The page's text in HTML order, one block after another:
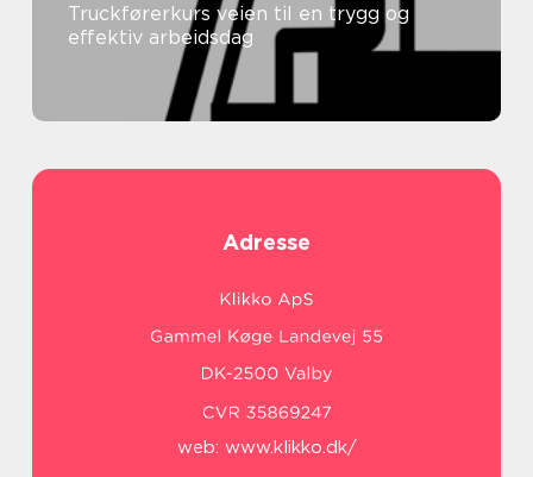
Truckførerkurs veien til en trygg og
effektiv arbeidsdag
Adresse
web: www.klikko.dk/